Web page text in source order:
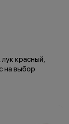
красный,
на выбор